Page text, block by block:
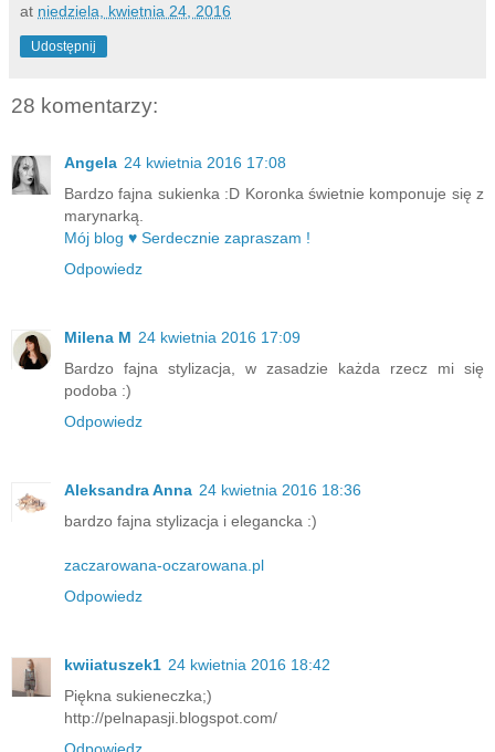
at niedziela, kwietnia 24, 2016
Udostępnij
28 komentarzy:
Angela 24 kwietnia 2016 17:08
Bardzo fajna sukienka :D Koronka świetnie komponuje się z
marynarką.
Mój blog ♥ Serdecznie zapraszam !
Odpowiedz
Milena M 24 kwietnia 2016 17:09
Bardzo fajna stylizacja, w zasadzie każda rzecz mi się
podoba :)
Odpowiedz
Aleksandra Anna 24 kwietnia 2016 18:36
bardzo fajna stylizacja i elegancka :)
zaczarowana-oczarowana.pl
Odpowiedz
kwiiatuszek1 24 kwietnia 2016 18:42
Piękna sukieneczka;)
http://pelnapasji.blogspot.com/